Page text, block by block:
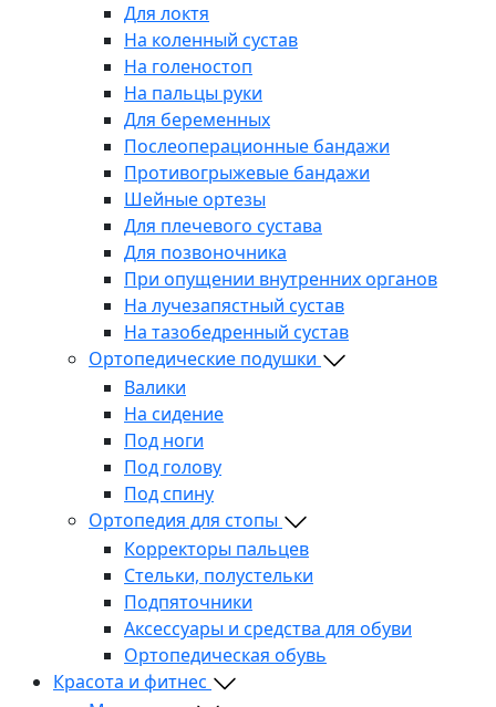
Для локтя
На коленный сустав
На голеностоп
На пальцы руки
Для беременных
Послеоперационные бандажи
Противогрыжевые бандажи
Шейные ортезы
Для плечевого сустава
Для позвоночника
При опущении внутренних органов
На лучезапястный сустав
На тазобедренный сустав
Ортопедические подушки
Валики
На сидение
Под ноги
Под голову
Под спину
Ортопедия для стопы
Корректоры пальцев
Стельки, полустельки
Подпяточники
Аксессуары и средства для обуви
Ортопедическая обувь
Красота и фитнес